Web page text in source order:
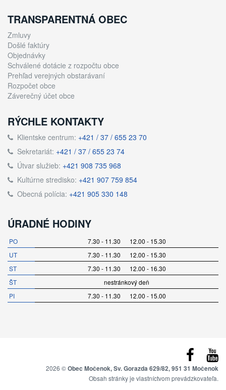
TRANSPARENTNÁ OBEC
Zmluvy
Došlé faktúry
Objednávky
Schválené dotácie z rozpočtu obce
Prehľad verejných obstarávaní
Rozpočet obce
Záverečný účet obce
RÝCHLE KONTAKTY
Klientske centrum: +421 / 37 / 655 23 70
Sekretariát: +421 / 37 / 655 23 74
Útvar služieb: +421 908 735 968
Kultúrne stredisko: +421 907 759 854
Obecná polícia: +421 905 330 148
ÚRADNÉ HODINY
PO
7.30 - 11.30 12.00 - 15.30
UT
7.30 - 11.30 12.00 - 15.30
ST
7.30 - 11.30 12.00 - 16.30
ŠT
nestránkový deň
PI
7.30 - 11.30 12.00 - 15.00
2026 ©Obec Močenok, Sv. Gorazda 629/82, 951 31 Močenok
Obsah stránky je vlastníctvom prevádzkovateľa.